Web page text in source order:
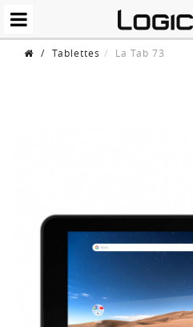
/ Tablettes La Tab 73